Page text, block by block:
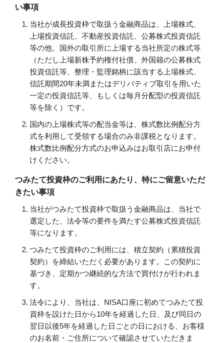
い事項
当社が成長投資枠で取扱う金融商品は、上場株式、
上場投資信託、不動産投資信託、公募株式投資信託
等の他、国外の取引所に上場する当社所定の株式等
（ただし上場新株予約権付社債、外国籍の公募株式
投資信託等、整理・監理銘柄に該当する上場株式、
信託期間20年未満またはデリバティブ取引を用いた
一定の投資信託等、もしくは毎月分配型の投資信託
等を除く）です。
国内の上場株式等の配当金等は、株式数比例配分方
式を利用して受領する場合のみ非課税となります。
株式数比例配分方式のお申込みはお取引店にお申付
けください。
つみたて投資枠のご利用にあたり、特にご留意いただ
きたい事項
当社がつみたて投資枠で取扱う金融商品は、当社で
選定した、法令等の要件を満たす公募株式投資信託
等になります。
つみたて投資枠のご利用には、積立契約（累積投資
契約）を締結いただく必要があります。この契約に
基づき、定期かつ継続的な方法で買付けが行われま
す。
法令により、当社は、NISA口座に初めてつみたて投
資枠を設けた日から10年を経過した日、及び同日の
翌日以後5年を経過した日ごとの日における、お客様
のお名前・ご住所について確認させていただきま